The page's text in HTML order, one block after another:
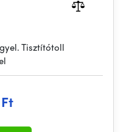
Tisztítótoll